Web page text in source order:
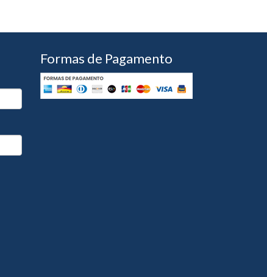
Formas de Pagamento